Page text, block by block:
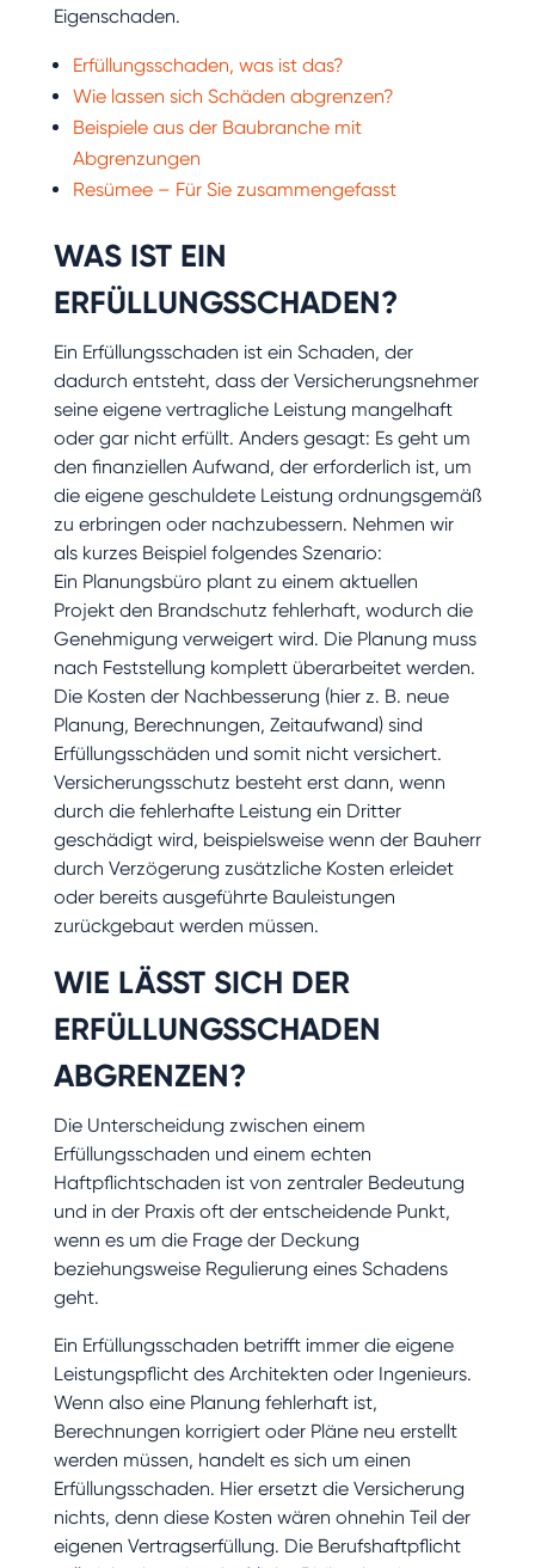
Eigenschaden.
Erfüllungsschaden, was ist das?
Wie lassen sich Schäden abgrenzen?
Beispiele aus der Baubranche mit
Abgrenzungen
Resümee – Für Sie zusammengefasst
WAS IST EIN
ERFÜLLUNGSSCHADEN?
Ein Erfüllungsschaden ist ein Schaden, der
dadurch entsteht, dass der Versicherungsnehmer
seine eigene vertragliche Leistung mangelhaft
oder gar nicht erfüllt. Anders gesagt: Es geht um
den finanziellen Aufwand, der erforderlich ist, um
die eigene geschuldete Leistung ordnungsgemäß
zu erbringen oder nachzubessern. Nehmen wir
als kurzes Beispiel folgendes Szenario:
Ein Planungsbüro plant zu einem aktuellen
Projekt den Brandschutz fehlerhaft, wodurch die
Genehmigung verweigert wird. Die Planung muss
nach Feststellung komplett überarbeitet werden.
Die Kosten der Nachbesserung (hier z. B. neue
Planung, Berechnungen, Zeitaufwand) sind
Erfüllungsschäden und somit nicht versichert.
Versicherungsschutz besteht erst dann, wenn
durch die fehlerhafte Leistung ein Dritter
geschädigt wird, beispielsweise wenn der Bauherr
durch Verzögerung zusätzliche Kosten erleidet
oder bereits ausgeführte Bauleistungen
zurückgebaut werden müssen.
WIE LÄSST SICH DER
ERFÜLLUNGSSCHADEN
ABGRENZEN?
Die Unterscheidung zwischen einem
Erfüllungsschaden und einem echten
Haftpflichtschaden ist von zentraler Bedeutung
und in der Praxis oft der entscheidende Punkt,
wenn es um die Frage der Deckung
beziehungsweise Regulierung eines Schadens
geht.
Ein Erfüllungsschaden betrifft immer die eigene
Leistungspflicht des Architekten oder Ingenieurs.
Wenn also eine Planung fehlerhaft ist,
Berechnungen korrigiert oder Pläne neu erstellt
werden müssen, handelt es sich um einen
Erfüllungsschaden. Hier ersetzt die Versicherung
nichts, denn diese Kosten wären ohnehin Teil der
eigenen Vertragserfüllung. Die Berufshaftpflicht